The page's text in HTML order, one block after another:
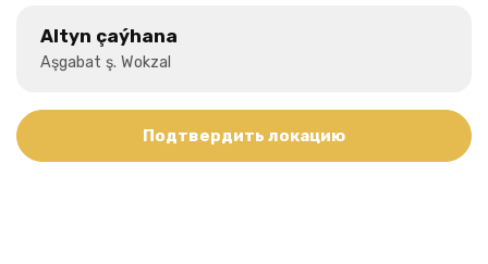
Altyn çaýhana
Aşgabat ş. Wokzal
Подтвердить локацию